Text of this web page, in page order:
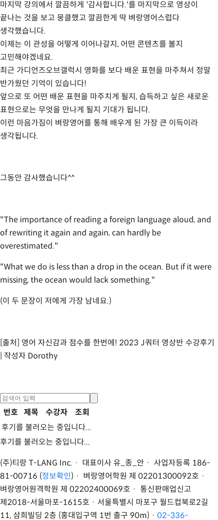
마지막 강의에서 깔끔하게 '감사합니다.'를 마지막으로 영상이
끝나는 것을 보고 뭉클했고 깔끔한게 딱 벼랑영어스럽다
생각했습니다.
이제는 이 관성을 어떻게 이어나갈지, 어떤 콘텐츠를 볼지
고민해야겠네요.
최근 가디언즈오브갤럭시 영화를 보다 배운 표현을 마주쳐서 정말
반가웠던 기억이 있습니다!
앞으로 또 어떤 배운 표현을 마주치게 될지, 습득하고 싶은 새로운
표현으로는 무엇을 만나게 될지 기대가 됩니다.
이런 마음가짐이 벼랑영어를 통해 배우게 된 가장 큰 이득이라
생각됩니다.
그동안 감사했습니다^^
"The importance of reading a foreign language aloud, and
of rewriting it again and again, can hardly be
overestimated."
"What we do is less than a drop in the ocean. But if it were
missing, the ocean would lack something."
(이 두 문장이 저에게 가장 남네요.)
[출처] 영어 자신감과 점수를 한번에! 2023 J쿼터 영상반 수강후기
| 작성자 Dorothy
번호 제목 수강자
조회
후기를 불러오는 중입니다...
후기를 불러오는 중입니다...
(주)티랑 T-LANG Inc. · 대표이사 유_종_안 · 사업자등록 186-
81-00716 (정보확인) · 벼랑영어학원 제 02201300092호 ·
벼랑영어원격학원 제 02202400069호 · 통신판매업신고
제2018-서울마포-1615호 · 서울특별시 마포구 월드컵북로2길
11, 삼희빌딩 2층 (홍대입구역 1번 출구 90m) · 02-336-